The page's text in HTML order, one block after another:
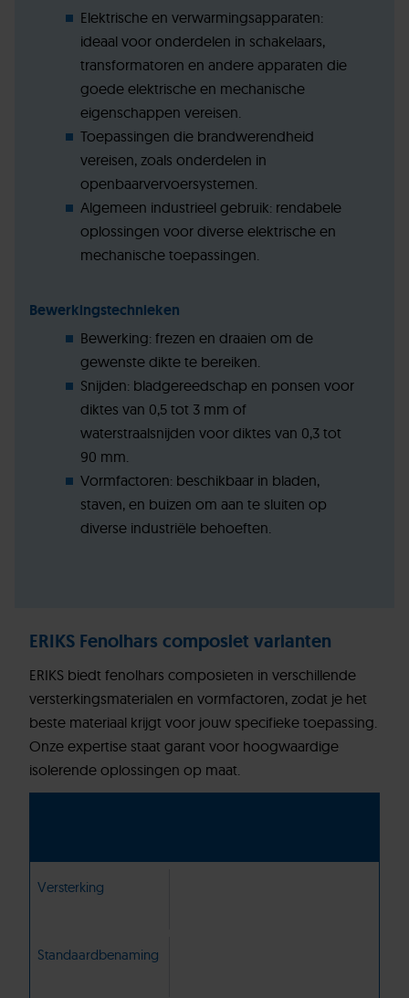
Elektrische en verwarmingsapparaten:
ideaal voor onderdelen in schakelaars,
transformatoren en andere apparaten die
goede elektrische en mechanische
eigenschappen vereisen.
Toepassingen die brandwerendheid
vereisen, zoals onderdelen in
openbaarvervoersystemen.
Algemeen industrieel gebruik: rendabele
oplossingen voor diverse elektrische en
mechanische toepassingen.
Bewerkingstechnieken
Bewerking: frezen en draaien om de
gewenste dikte te bereiken.
Snijden: bladgereedschap en ponsen voor
diktes van 0,5 tot 3 mm of
waterstraalsnijden voor diktes van 0,3 tot
90 mm.
Vormfactoren: beschikbaar in bladen,
staven, en buizen om aan te sluiten op
diverse industriële behoeften.
ERIKS Fenolhars composiet varianten
ERIKS biedt fenolhars composieten in verschillende
versterkingsmaterialen en vormfactoren, zodat je het
beste materiaal krijgt voor jouw specifieke toepassing.
Onze expertise staat garant voor hoogwaardige
isolerende oplossingen op maat.
Versterking
Standaardbenaming